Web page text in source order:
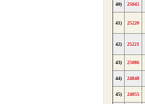
40) 25045
41) 25220
42) 25221
43) 25086
44) 24848
45) 24855